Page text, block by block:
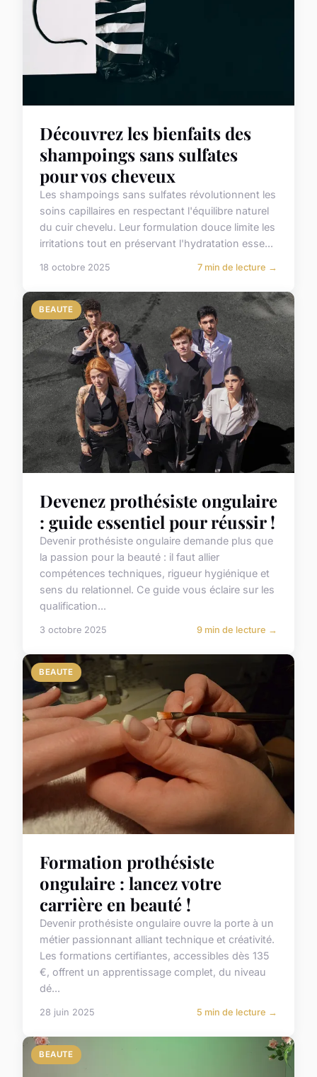
Découvrez les bienfaits des
shampoings sans sulfates
pour vos cheveux
Les shampoings sans sulfates révolutionnent les
soins capillaires en respectant l'équilibre naturel
du cuir chevelu. Leur formulation douce limite les
irritations tout en préservant l'hydratation esse...
18 octobre 2025 7 min de lecture →
BEAUTE
Devenez prothésiste ongulaire
: guide essentiel pour réussir !
Devenir prothésiste ongulaire demande plus que
la passion pour la beauté : il faut allier
compétences techniques, rigueur hygiénique et
sens du relationnel. Ce guide vous éclaire sur les
qualification...
3 octobre 2025 9 min de lecture →
BEAUTE
Formation prothésiste
ongulaire : lancez votre
carrière en beauté !
Devenir prothésiste ongulaire ouvre la porte à un
métier passionnant alliant technique et créativité.
Les formations certifiantes, accessibles dès 135
€, offrent un apprentissage complet, du niveau
dé...
28 juin 2025 5 min de lecture →
BEAUTE